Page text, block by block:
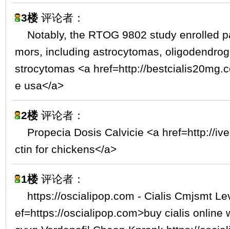
3楼评论者：
Notably, the RTOG 9802 study enrolled
mors, including astrocytomas,
strocytomas <a href=http://
e usa</a>
2楼评论者：
Propecia Dosis Calvicie <a href=http://
ctin for chickens</a>
1楼评论者：
https://oscialipop.com - Cialis Cmjsmt
ef=https://oscialipop.com>buy cialis online